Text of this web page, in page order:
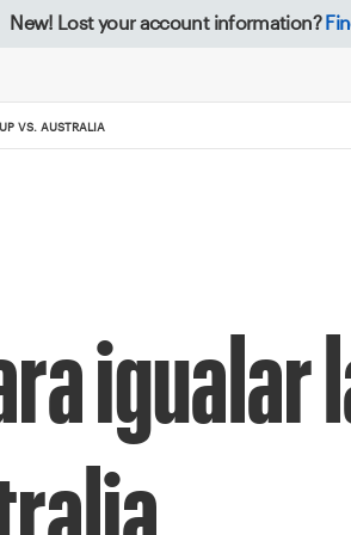
New! Lost your account information?
VS. AUSTRALIA